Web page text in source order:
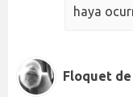
haya
Floquet